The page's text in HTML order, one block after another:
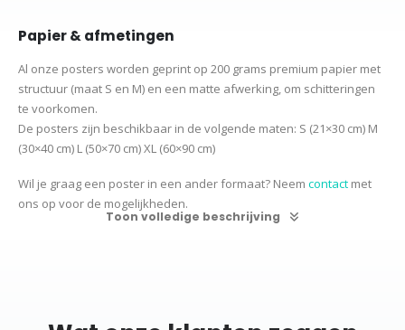
Papier & afmetingen
Al onze posters worden geprint op 200 grams premium papier met
structuur (maat S en M) en een matte afwerking, om schitteringen
te voorkomen.
De posters zijn beschikbaar in de volgende maten: S (21×30 cm) M
(30×40 cm) L (50×70 cm) XL (60×90 cm)
Wil je graag een poster in een ander formaat? Neem contact met
ons op voor de mogelijkheden.
Toon volledige beschrijving